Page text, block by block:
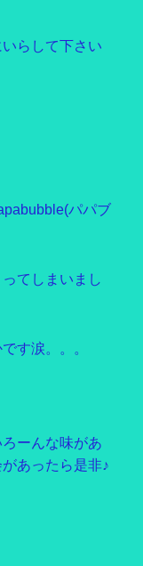
らして下さい
パパブ
てしまいまし
す涙。。。
ーんな味があ
あったら是非♪